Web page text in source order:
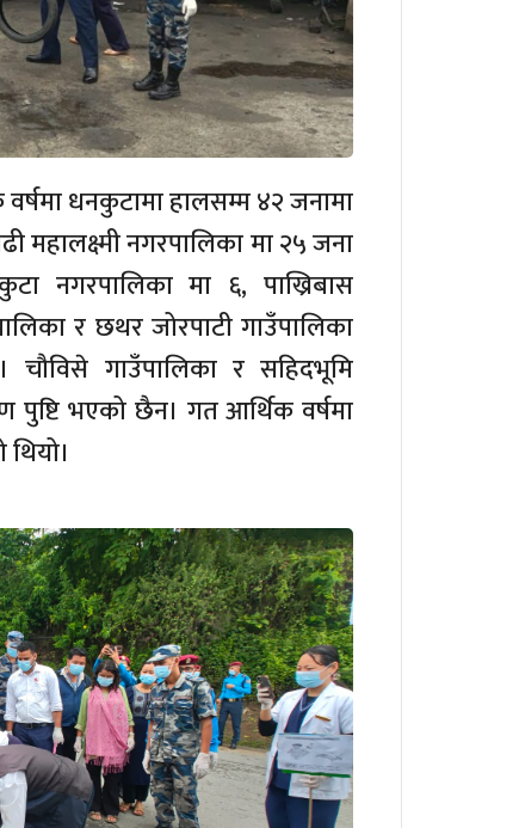
धनकुटामा हालसम्म ४२ जनामा
महालक्ष्मी नगरपालिका मा २५ जना
नगरपालिका मा ६, पाख्रिबास
र छथर जोरपाटी गाउँपालिका
गाउँपालिका र सहिदभूमि
पुष्टि भएको छैन। गत आर्थिक वर्षमा